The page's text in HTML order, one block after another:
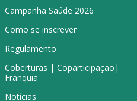
Campanha Saúde 2026
Como se inscrever
Regulamento
Coberturas | Coparticipação|
Franquia
Notícias